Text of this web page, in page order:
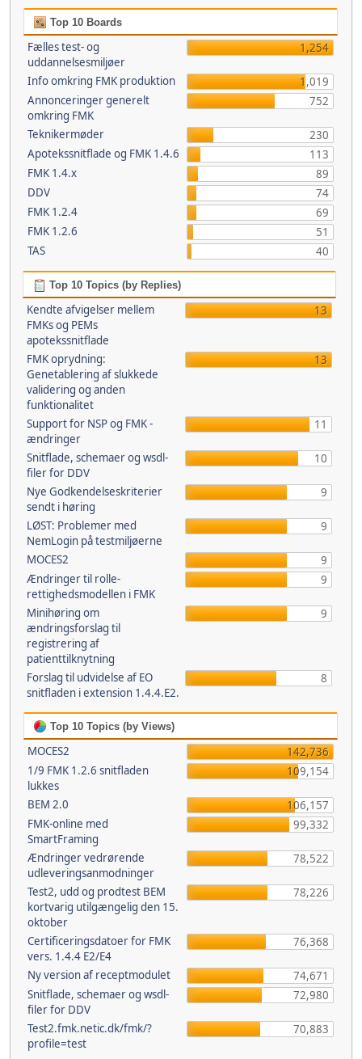
Top 10 Boards
Fælles test- og
uddannelsesmiljøer
1,254
Info omkring FMK produktion
1,019
Annonceringer generelt
omkring FMK
752
Teknikermøder
230
Apotekssnitflade og FMK 1.4.6
113
FMK 1.4.x
89
DDV
74
FMK 1.2.4
69
FMK 1.2.6
51
TAS
40
Top 10 Topics (by Replies)
Kendte afvigelser mellem
FMKs og PEMs
apotekssnitflade
13
FMK oprydning:
Genetablering af slukkede
validering og anden
funktionalitet
13
Support for NSP og FMK -
ændringer
11
Snitflade, schemaer og wsdl-
filer for DDV
10
Nye Godkendelseskriterier
sendt i høring
9
LØST: Problemer med
NemLogin på testmiljøerne
9
MOCES2
9
Ændringer til rolle-
rettighedsmodellen i FMK
9
Minihøring om
ændringsforslag til
registrering af
patienttilknytning
9
Forslag til udvidelse af EO
snitfladen i extension 1.4.4.E2.
8
Top 10 Topics (by Views)
MOCES2
142,736
1/9 FMK 1.2.6 snitfladen
lukkes
109,154
BEM 2.0
106,157
FMK-online med
SmartFraming
99,332
Ændringer vedrørende
udleveringsanmodninger
78,522
Test2, udd og prodtest BEM
kortvarig utilgængelig den 15.
oktober
78,226
Certificeringsdatoer for FMK
vers. 1.4.4 E2/E4
76,368
Ny version af receptmodulet
74,671
Snitflade, schemaer og wsdl-
filer for DDV
72,980
Test2.fmk.netic.dk/fmk/?
profile=test
70,883